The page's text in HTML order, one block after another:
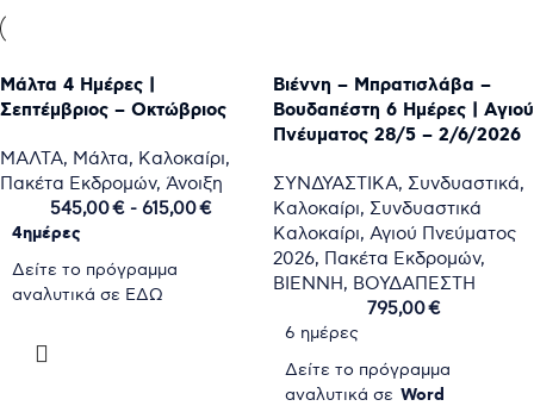
Mάλτα 4 Ημέρες |
Σεπτέμβριος – Οκτώβριος
ΜΑΛΤΑ, Μάλτα, Καλοκαίρι,
Πακέτα Εκδρομών, Άνοιξη
545,00€- 615,00€
4ημέρες
Δείτε το πρόγραμμα
αναλυτικά σε EΔΩ
Βιέννη – Μπρατισλάβα –
Βουδαπέστη 6 Ημέρες | Aγιού
Πνέυματος 28/5 – 2/6/2026
ΣΥΝΔΥΑΣΤΙΚΑ, Συνδυαστικά,
Καλοκαίρι, Συνδυαστικά
Καλοκαίρι, Αγιού Πνεύματος
2026, Πακέτα Εκδρομών,
ΒΙΕΝΝΗ, ΒΟΥΔΑΠΕΣΤΗ
795,00€
6 ημέρες
Δείτε το πρόγραμμα
αναλυτικά σε Word